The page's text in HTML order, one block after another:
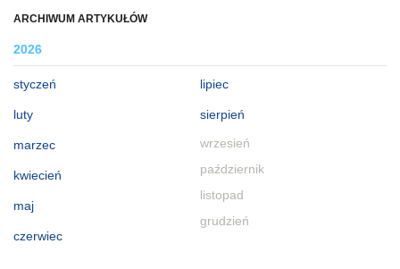
ARCHIWUM ARTYKUŁÓW
2026
styczeń
luty
marzec
kwiecień
maj
czerwiec
lipiec
sierpień
wrzesień
październik
listopad
grudzień